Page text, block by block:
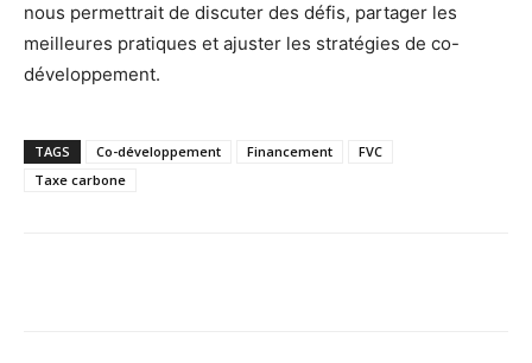
nous permettrait de discuter des défis, partager les
meilleures pratiques et ajuster les stratégies de co-
développement.
TAGS Co-développement Financement
FVC
Taxe carbone